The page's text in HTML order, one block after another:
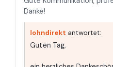
Danke!
lohndirekt antwortet:
Guten Tag,